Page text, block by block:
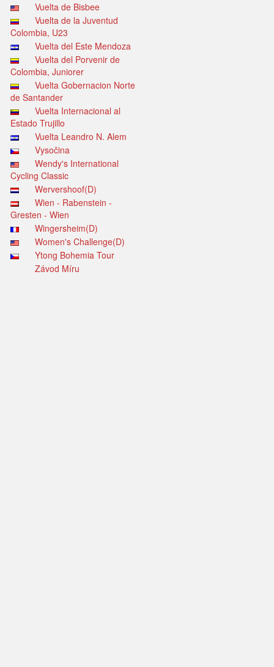
Vuelta de Bisbee
Vuelta de la Juventud
Colombia, U23
Vuelta del Este Mendoza
Vuelta del Porvenir de
Colombia, Juniorer
Vuelta Gobernacion Norte
de Santander
Vuelta Internacional al
Estado Trujillo
Vuelta Leandro N. Alem
Vysočina
Wendy's International
Cycling Classic
Wervershoof(D)
Wien - Rabenstein -
Gresten - Wien
Wingersheim(D)
Women's Challenge(D)
Ytong Bohemia Tour
Závod Míru